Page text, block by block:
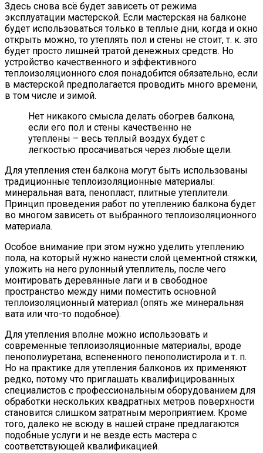
Здесь снова всё будет зависеть от режима
эксплуатации мастерской. Если мастерская на балконе
будет использоваться только в теплые дни, когда и окно
открыть можно, то утеплять пол и стены не стоит, т. к. это
будет просто лишней тратой денежных средств. Но
устройство качественного и эффективного
теплоизоляционного слоя понадобится обязательно, если
в мастерской предполагается проводить много времени,
в том числе и зимой.
Нет никакого смысла делать обогрев балкона,
если его пол и стены качественно не
утеплены – весь теплый воздух будет с
легкостью просачиваться через любые щели.
Для утепления стен балкона могут быть использованы
традиционные теплоизоляционные материалы:
минеральная вата, пенопласт, плитные утеплители.
Принцип проведения работ по утеплению балкона будет
во многом зависеть от выбранного теплоизоляционного
материала.
Особое внимание при этом нужно уделить утеплению
пола, на который нужно нанести слой цементной стяжки,
уложить на него рулонный утеплитель, после чего
монтировать деревянные лаги и в свободное
пространство между ними поместить основной
теплоизоляционный материал (опять же минеральная
вата или что-то подобное).
Для утепления вполне можно использовать и
современные теплоизоляционные материалы, вроде
пенополиуретана, вспененного пенополистирола и т. п.
Но на практике для утепления балконов их применяют
редко, потому что приглашать квалифицированных
специалистов с профессиональным оборудованием для
обработки нескольких квадратных метров поверхности
становится слишком затратным мероприятием. Кроме
того, далеко не всюду в нашей стране предлагаются
подобные услуги и не везде есть мастера с
соответствующей квалификацией.